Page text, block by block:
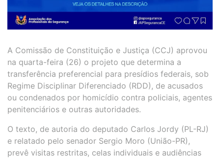
A Comissão de Constituição e Justiça (CCJ) aprovou
na quarta-feira (26) o projeto que determina a
transferência preferencial para presídios federais, sob
Regime Disciplinar Diferenciado (RDD), de acusados
ou condenados por homicídio contra policiais, agentes
penitenciários e outras autoridades.
O texto, de autoria do deputado Carlos Jordy (PL-RJ)
e relatado pelo senador Sergio Moro (União-PR),
prevê visitas restritas, celas individuais e audiências